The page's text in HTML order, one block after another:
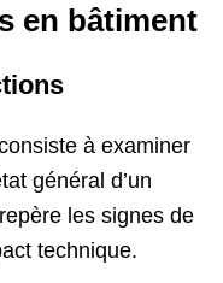
en bâtiment
à examiner
général d’un
les signes de
technique.